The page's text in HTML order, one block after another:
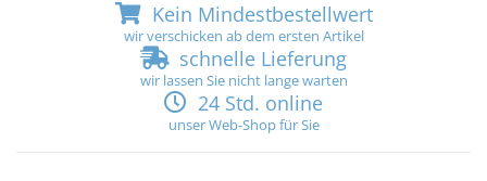
Kein Mindestbestellwert
wir verschicken ab dem ersten Artikel
schnelle Lieferung
wir lassen Sie nicht lange warten
24 Std. online
unser Web-Shop für Sie